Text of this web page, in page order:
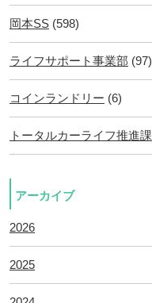
岡本SS (598)
ライフサポート事業部 (97)
コインランドリー (6)
トータルカーライフ推進課
アーカイブ
2026
2025